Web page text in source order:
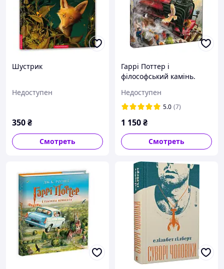
Шустрик
Недоступен
350₴
Смотреть
Гаррі Поттер і
філософський камінь.
видання
Недоступен
5.0 (7)
1 150₴
Смотреть